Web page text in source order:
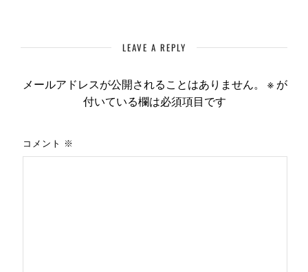
LEAVE A REPLY
メールアドレスが公開されることはありません。 ※が
付いている欄は必須項目です
コメント ※